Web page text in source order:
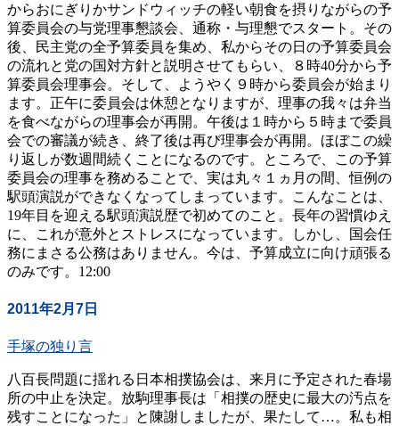
からおにぎりかサンドウィッチの軽い朝食を摂りながらの予
算委員会の与党理事懇談会、通称・与理懇でスタート。その
後、民主党の全予算委員を集め、私からその日の予算委員会
の流れと党の国対方針と説明させてもらい、８時40分から予
算委員会理事会。そして、ようやく９時から委員会が始まり
ます。正午に委員会は休憩となりますが、理事の我々は弁当
を食べながらの理事会が再開。午後は１時から５時まで委員
会での審議が続き、終了後は再び理事会が再開。ほぼこの繰
り返しが数週間続くことになるのです。ところで、この予算
委員会の理事を務めることで、実は丸々１ヵ月の間、恒例の
駅頭演説ができなくなってしまっています。こんなことは、
19年目を迎える駅頭演説歴で初めてのこと。長年の習慣ゆえ
に、これが意外とストレスになっています。しかし、国会任
務にまさる公務はありません。今は、予算成立に向け頑張る
のみです。12:00
2011年2月7日
手塚の独り言
八百長問題に揺れる日本相撲協会は、来月に予定された春場
所の中止を決定。放駒理事長は「相撲の歴史に最大の汚点を
残すことになった」と陳謝しましたが、果たして…。私も相